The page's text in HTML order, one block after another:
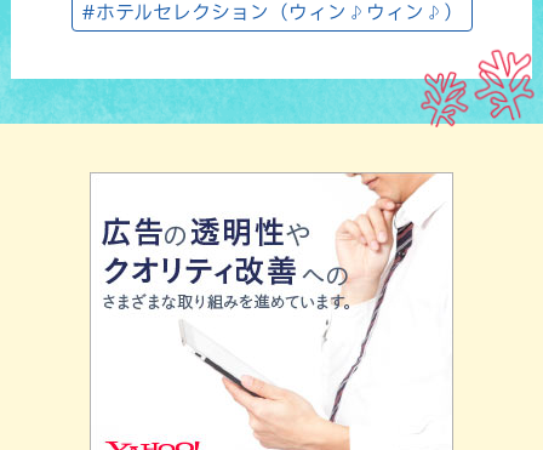
#ホテルセレクション（ウィン♪ウィン♪）